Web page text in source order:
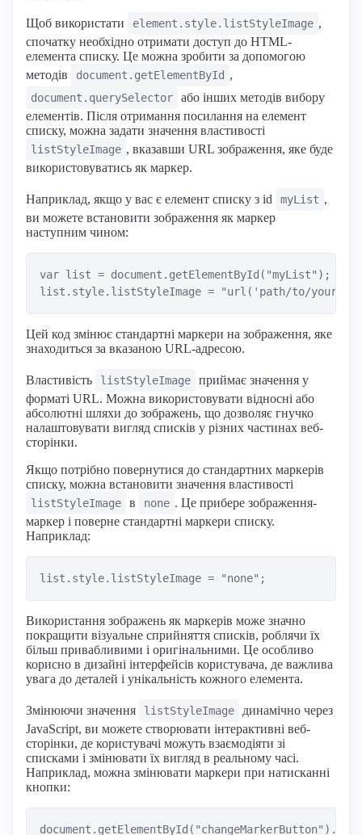
Щоб використати element.style.listStyleImage ,
спочатку необхідно отримати доступ до HTML-
елемента списку. Це можна зробити за допомогою
методів
document.getElementById ,
document.querySelector
або інших методів вибору
елементів. Після отримання посилання на елемент
списку, можна задати значення властивості
listStyleImage , вказавши URL зображення, яке буде
використовуватись як маркер.
Наприклад, якщо у вас є елемент списку з id myList ,
ви можете встановити зображення як маркер
наступним чином:
var list = document.getElementById("myList");
Цей код змінює стандартні маркери на зображення, яке
знаходиться за вказаною URL-адресою.
Властивість listStyleImage
приймає значення у
форматі URL. Можна використовувати відносні або
абсолютні шляхи до зображень, що дозволяє гнучко
налаштовувати вигляд списків у різних частинах веб-
сторінки.
Якщо потрібно повернутися до стандартних маркерів
списку, можна встановити значення властивості
listStyleImage в none . Це прибере зображення-
маркер і поверне стандартні маркери списку.
Наприклад:
Використання зображень як маркерів може значно
покращити візуальне сприйняття списків, роблячи їх
більш привабливими і оригінальними. Це особливо
корисно в дизайні інтерфейсів користувача, де важлива
увага до деталей і унікальність кожного елемента.
Змінюючи значення listStyleImage
динамічно через
JavaScript, ви можете створювати інтерактивні веб-
сторінки, де користувачі можуть взаємодіяти зі
списками і змінювати їх вигляд в реальному часі.
Наприклад, можна змінювати маркери при натисканні
кнопки: